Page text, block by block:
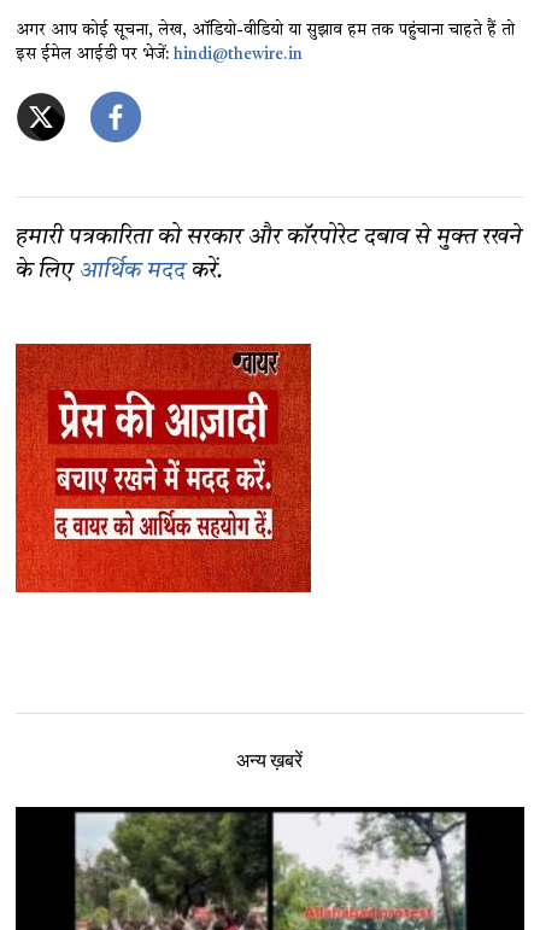
अगर आप कोई सूचना, लेख, ऑडियो-वीडियो या सुझाव हम तक पहुंचाना चाहते हैं तो
इस ईमेल आईडी पर भेजें:hindi@thewire.in
हमारी पत्रकारिता को सरकार और कॉरपोरेट दबाव से मुक्त रखने
के लिए आर्थिक मददकरें.
अन्य ख़बरें